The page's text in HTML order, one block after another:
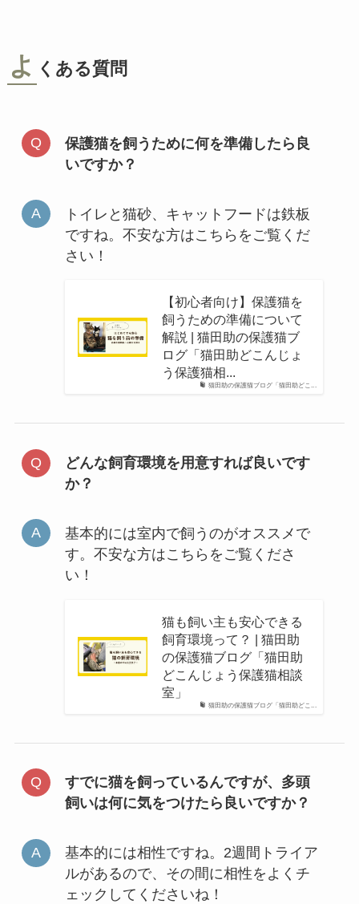
よ くある質問
保護猫を飼うために何を準備したら良
いですか？
トイレと猫砂、キャットフードは鉄板
ですね。不安な方はこちらをご覧くだ
さい！
猫田助の保護猫ブログ「猫田助どこ...
【初心者向け】保護猫を
飼うための準備について
解説 | 猫田助の保護猫ブ
ログ「猫田助どこんじょ
う保護猫相...
どんな飼育環境を用意すれば良いです
か？
基本的には室内で飼うのがオススメで
す。不安な方はこちらをご覧くださ
い！
猫田助の保護猫ブログ「猫田助どこ...
猫も飼い主も安心できる
飼育環境って？ | 猫田助
の保護猫ブログ「猫田助
どこんじょう保護猫相談
室」
すでに猫を飼っているんですが、多頭
飼いは何に気をつけたら良いですか？
基本的には相性ですね。2週間トライア
ルがあるので、その間に相性をよくチ
ェックしてくださいね！